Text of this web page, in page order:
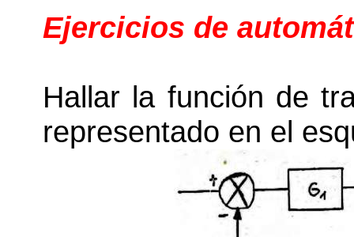
Ejercicios de
Hallar la función de
representado en el